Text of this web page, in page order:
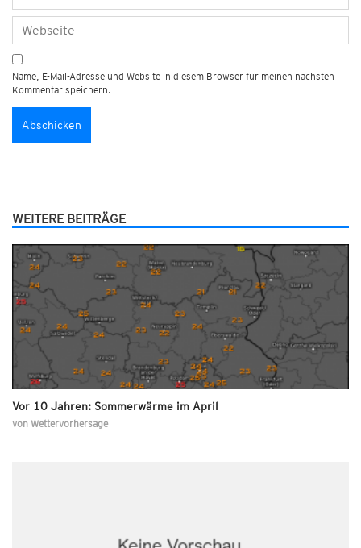
Name, E-Mail-Adresse und Website in diesem Browser für meinen nächsten
Kommentar speichern.
WEITERE BEITRÄGE
Vor 10 Jahren: Sommerwärme im April
von Wettervorhersage